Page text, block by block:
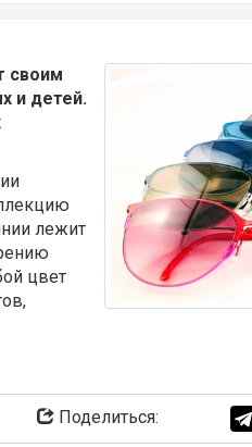
своим
и детей.
лежит
цвет
Поделиться: